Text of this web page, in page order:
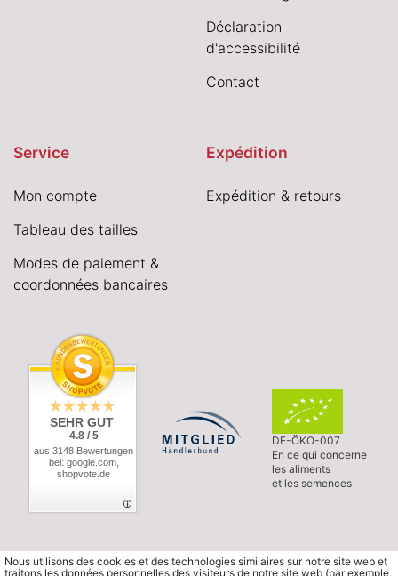
Déclaration
d'accessibilité
Contact
Service
Mon compte
Tableau des tailles
Modes de paiement &
coordonnées bancaires
Expédition
Expédition & retours
SEHR GUT
4.8 / 5
aus 3148 Bewertungen
bei: google.com,
shopvote.de
DE-ÖKO-007
En ce qui concerne
les aliments
et les semences
Nous utilisons des cookies et des technologies similaires sur notre site web et
traitons les données personnelles des visiteurs de notre site web (par exemple,